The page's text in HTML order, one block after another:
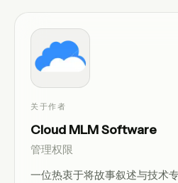
关于作者
Cloud MLM Software
管理权限
一位热衷于将故事叙述与技术